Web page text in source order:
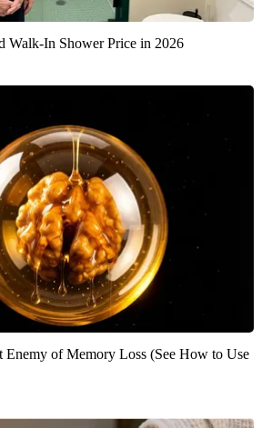
Walk-In Shower Price in 2026
Enemy of Memory Loss (See How to Use